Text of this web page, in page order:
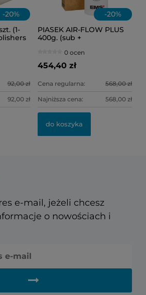
-20%
(1-
92,00 zł
92,00 zł
-20%
PIASEK AIR-FLOW PLUS
400g. (sub +
0 ocen
454,40 zł
Cena regularna: 568,00 zł
Najniższa cena: 568,00 zł
do koszyka
e-mail, jeżeli chcesz
o nowościach i